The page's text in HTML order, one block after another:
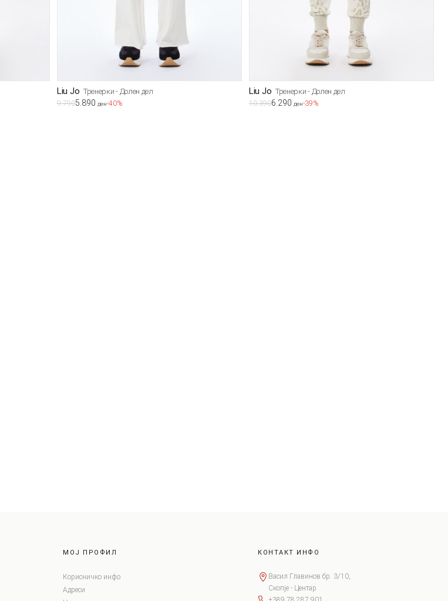
Liu Jo Тренерки - Долен дел
9.7905.890 ден-40%
Liu Jo Тренерки - Долен дел
10.3906.290 ден-39%
МОЈ ПРОФИЛ
Корисничко инфо
Адреси
КОНТАКТ ИНФО
Васил Главинов бр. 3/10,
Скопје - Центар